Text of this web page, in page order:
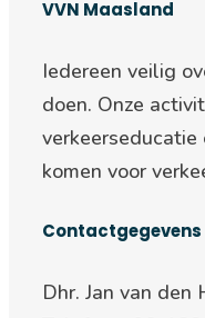
VVN Maasland
Iedereen veilig
doen. Onze
komen voor
Contactgegevens
Dhr. Jan van den